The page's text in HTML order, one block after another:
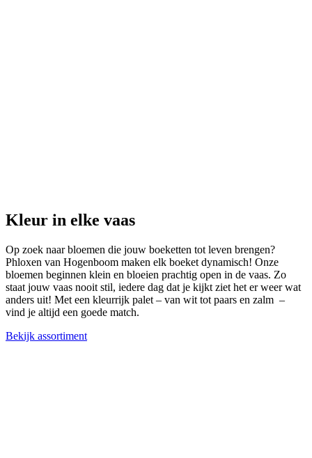
Kleur in elke vaas
Op zoek naar bloemen die jouw boeketten tot leven brengen?
Phloxen van Hogenboom maken elk boeket dynamisch! Onze
bloemen beginnen klein en bloeien prachtig open in de vaas. Zo
staat jouw vaas nooit stil, iedere dag dat je kijkt ziet het er weer wat
anders uit! Met een kleurrijk palet – van wit tot paars en zalm –
vind je altijd een goede match.
Bekijk assortiment